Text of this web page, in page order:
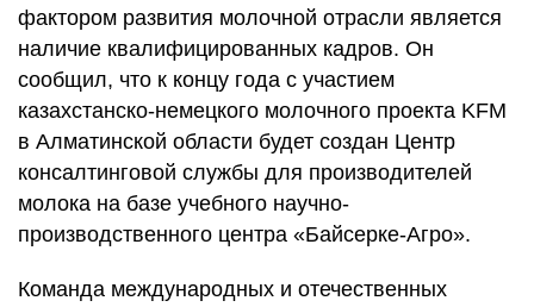
фактором развития молочной отрасли является
наличие квалифицированных кадров. Он
сообщил, что к концу года с участием
казахстанско-немецкого молочного проекта KFM
в Алматинской области будет создан Центр
консалтинговой службы для производителей
молока на базе учебного научно-
производственного центра «Байсерке-Агро».
Команда международных и отечественных